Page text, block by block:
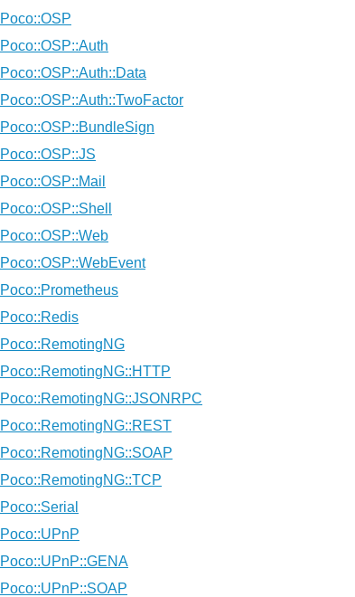
Poco::OSP
Poco::OSP::Auth
Poco::OSP::Auth::Data
Poco::OSP::Auth::TwoFactor
Poco::OSP::BundleSign
Poco::OSP::JS
Poco::OSP::Mail
Poco::OSP::Shell
Poco::OSP::Web
Poco::OSP::WebEvent
Poco::Prometheus
Poco::Redis
Poco::RemotingNG
Poco::RemotingNG::HTTP
Poco::RemotingNG::JSONRPC
Poco::RemotingNG::REST
Poco::RemotingNG::SOAP
Poco::RemotingNG::TCP
Poco::Serial
Poco::UPnP
Poco::UPnP::GENA
Poco::UPnP::SOAP